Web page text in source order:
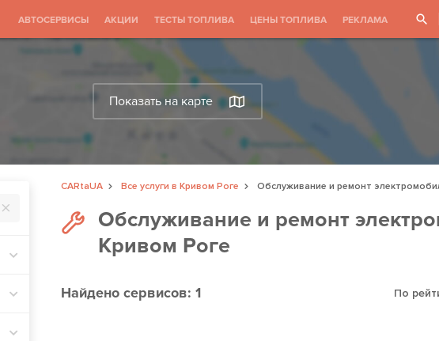
АВТОСЕРВИСЫ АКЦИИ ТЕСТЫ ТОПЛИВА ЦЕНЫ ТОПЛИВА РЕКЛАМА
Показать на карте
CARtaUA Все услуги в Кривом Роге
Обслуживание и ремонт
Обслуживание и ремонт
Кривом Роге
Найденосервисов: 1 По